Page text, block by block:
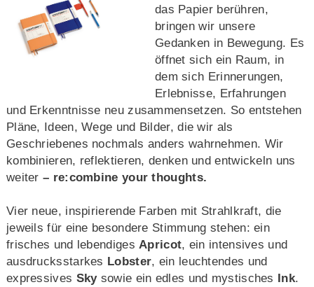
das Papier berühren,
bringen wir unsere
Gedanken in Bewegung. Es
öffnet sich ein Raum, in
dem sich Erinnerungen,
Erlebnisse, Erfahrungen
und Erkenntnisse neu zusammensetzen. So entstehen
Pläne, Ideen, Wege und Bilder, die wir als
Geschriebenes nochmals anders wahrnehmen. Wir
kombinieren, reflektieren, denken und entwickeln uns
weiter– re:combine your thoughts.
Vier neue, inspirierende Farben mit Strahlkraft, die
jeweils für eine besondere Stimmung stehen: ein
frisches und lebendiges Apricot, ein intensives und
ausdrucksstarkes Lobster, ein leuchtendes und
expressives Skysowie ein edles und mystisches Ink.